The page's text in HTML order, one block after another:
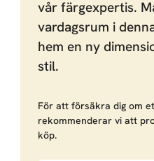
vår färgexpertis.
vardagsrum i
hem en ny
stil.
För att försäkra dig om
rekommenderar vi att
köp.